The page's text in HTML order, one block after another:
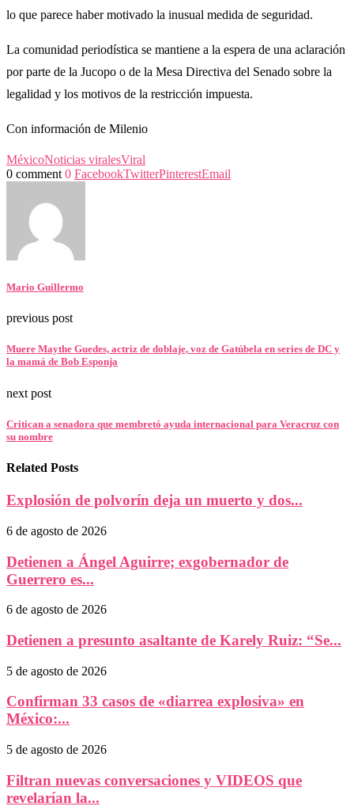
lo que parece haber motivado la inusual medida de seguridad.
La comunidad periodística se mantiene a la espera de una aclaración
por parte de la Jucopo o de la Mesa Directiva del Senado sobre la
legalidad y los motivos de la restricción impuesta.
Con información de Milenio
MéxicoNoticias viralesViral
0 comment 0 FacebookTwitterPinterestEmail
Mario Guillermo
previous post
Muere Maythe Guedes, actriz de doblaje, voz de Gatúbela en series de DC y
la mamá de Bob Esponja
next post
Critican a senadora que membretó ayuda internacional para Veracruz con
su nombre
Related Posts
Explosión de polvorín deja un muerto y dos...
6 de agosto de 2026
Detienen a Ángel Aguirre; exgobernador de
Guerrero es...
6 de agosto de 2026
Detienen a presunto asaltante de Karely Ruiz: “Se...
5 de agosto de 2026
Confirman 33 casos de «diarrea explosiva» en
México:...
5 de agosto de 2026
Filtran nuevas conversaciones y VIDEOS que
revelarían la...